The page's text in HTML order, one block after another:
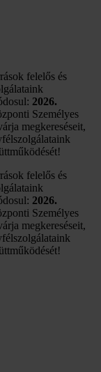
felelős és
2026.
Személyes
megkereséseit,
felelős és
2026.
Személyes
megkereséseit,